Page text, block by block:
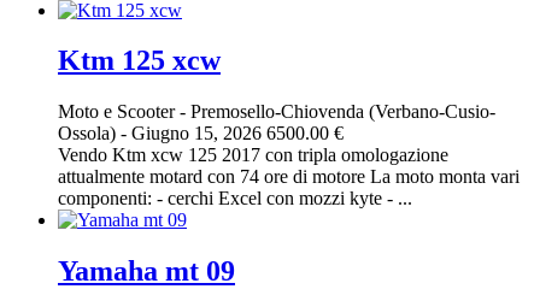
Ktm 125 xcw
Moto e Scooter- Premosello-Chiovenda (Verbano-Cusio-
Ossola) - Giugno 15, 2026 6500.00 €
Vendo Ktm xcw 125 2017 con tripla omologazione
attualmente motard con 74 ore di motore La moto monta vari
componenti: - cerchi Excel con mozzi kyte - ...
Yamaha mt 09